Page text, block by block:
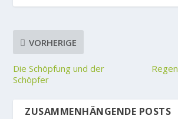
VORHERIGE
Die Schöpfung und der
Schöpfer
ZUSAMMENHÄNGENDE POSTS